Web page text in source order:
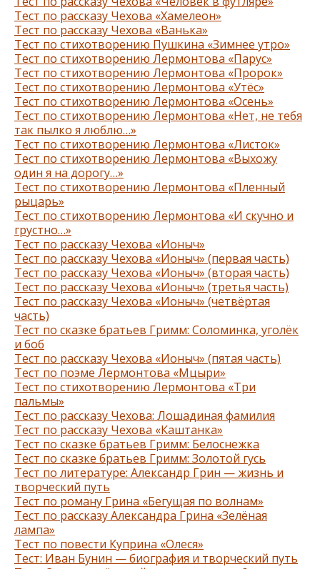
Тест по рассказу Чехова «Хамелеон»
Тест по рассказу Чехова «Ванька»
Тест по стихотворению Пушкина «Зимнее утро»
Тест по стихотворению Лермонтова «Парус»
Тест по стихотворению Лермонтова «Пророк»
Тест по стихотворению Лермонтова «Утёс»
Тест по стихотворению Лермонтова «Осень»
Тест по стихотворению Лермонтова «Нет, не тебя
так пылко я люблю…»
Тест по стихотворению Лермонтова «Листок»
Тест по стихотворению Лермонтова «Выхожу
один я на дорогу…»
Тест по стихотворению Лермонтова «Пленный
рыцарь»
Тест по стихотворению Лермонтова «И скучно и
грустно…»
Тест по рассказу Чехова «Ионыч»
Тест по рассказу Чехова «Ионыч» (первая часть)
Тест по рассказу Чехова «Ионыч» (вторая часть)
Тест по рассказу Чехова «Ионыч» (третья часть)
Тест по рассказу Чехова «Ионыч» (четвёртая
часть)
Тест по сказке братьев Гримм: Соломинка, уголёк
и боб
Тест по рассказу Чехова «Ионыч» (пятая часть)
Тест по поэме Лермонтова «Мцыри»
Тест по стихотворению Лермонтова «Три
пальмы»
Тест по рассказу Чехова: Лошадиная фамилия
Тест по рассказу Чехова «Каштанка»
Тест по сказке братьев Гримм: Белоснежка
Тест по сказке братьев Гримм: Золотой гусь
Тест по литературе: Александр Грин — жизнь и
творческий путь
Тест по роману Грина «Бегущая по волнам»
Тест по рассказу Александра Грина «Зелёная
лампа»
Тест по повести Куприна «Олеся»
Тест: Иван Бунин — биография и творческий путь